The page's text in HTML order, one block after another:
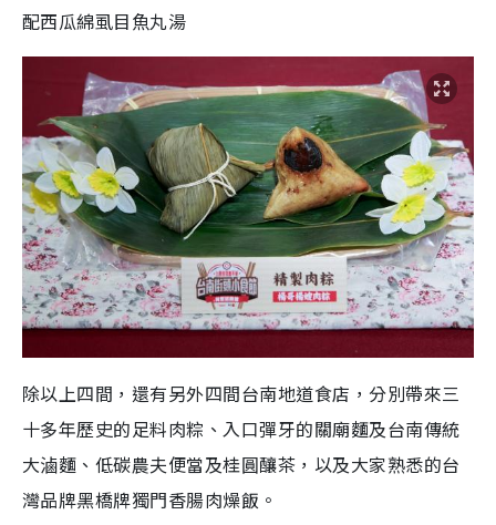
配西瓜綿虱目魚丸湯
除以上四間，還有另外四間台南地道食店，分別帶來三
十多年歷史的足料肉粽、入口彈牙的關廟麵及台南傳統
大滷麵、低碳農夫便當及桂圓釀茶，以及大家熟悉的台
灣品牌黑橋牌獨門香腸肉燥飯。